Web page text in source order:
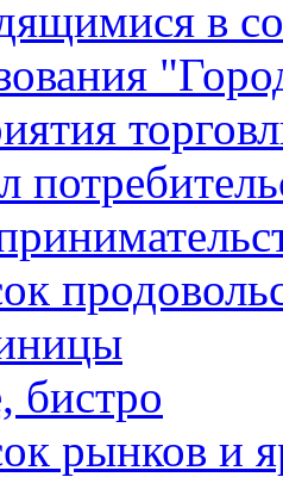
в
бистро
рынков и